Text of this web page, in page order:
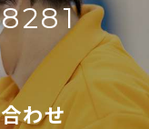
わせ